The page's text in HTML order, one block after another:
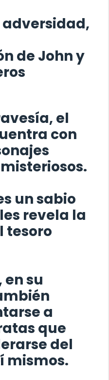
adversidad,
de Johny
el
con
un sabio
revela la
tesoro
su
a
que
del
mismos.